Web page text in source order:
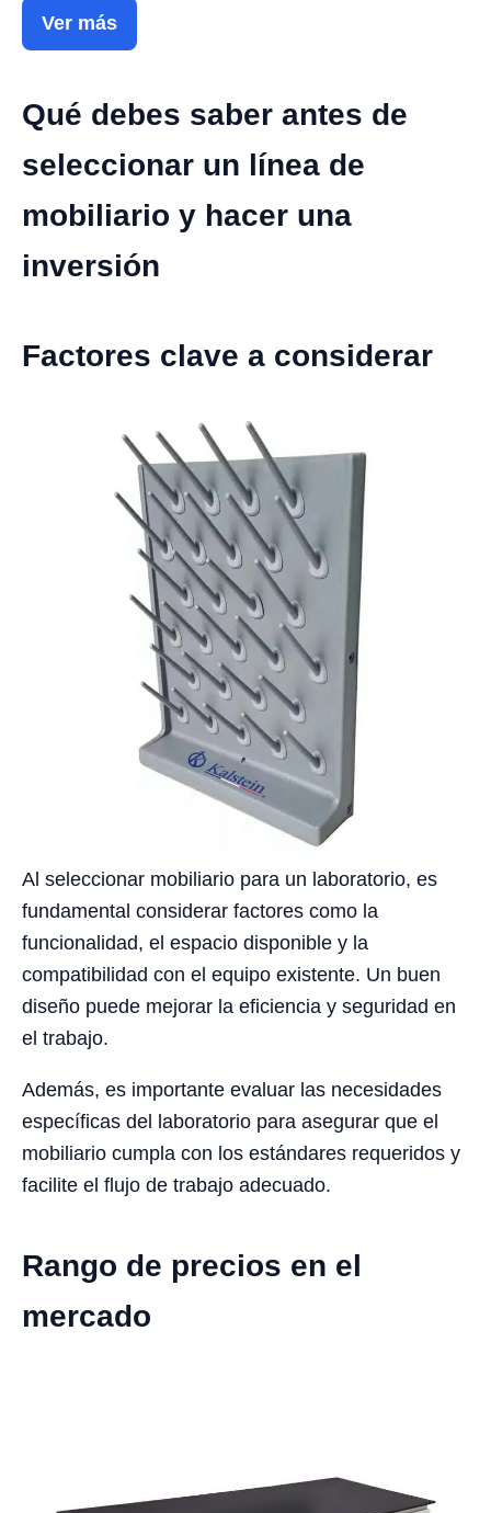
Ver más
Qué debes saber antes de
seleccionar un línea de
mobiliario y hacer una
inversión
Factores clave a considerar
Al seleccionar mobiliario para un laboratorio, es
fundamental considerar factores como la
funcionalidad, el espacio disponible y la
compatibilidad con el equipo existente. Un buen
diseño puede mejorar la eficiencia y seguridad en
el trabajo.
Además, es importante evaluar las necesidades
específicas del laboratorio para asegurar que el
mobiliario cumpla con los estándares requeridos y
facilite el flujo de trabajo adecuado.
Rango de precios en el
mercado